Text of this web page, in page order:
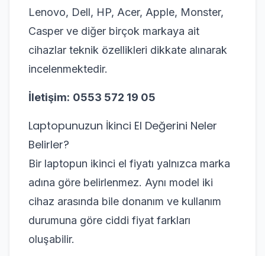
Lenovo, Dell, HP, Acer, Apple, Monster,
Casper ve diğer birçok markaya ait
cihazlar teknik özellikleri dikkate alınarak
incelenmektedir.
İletişim: 0553 572 19 05
Laptopunuzun İkinci El Değerini Neler
Belirler?
Bir laptopun ikinci el fiyatı yalnızca marka
adına göre belirlenmez. Aynı model iki
cihaz arasında bile donanım ve kullanım
durumuna göre ciddi fiyat farkları
oluşabilir.